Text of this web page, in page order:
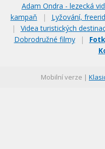
Adam Ondra - lezecká
kampaň
| Lyžování,
|
Videa turistických
Dobrodružné filmy
|
Mobilní verze |